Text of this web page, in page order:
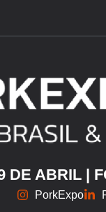
DE ABRIL |
PorkExpo